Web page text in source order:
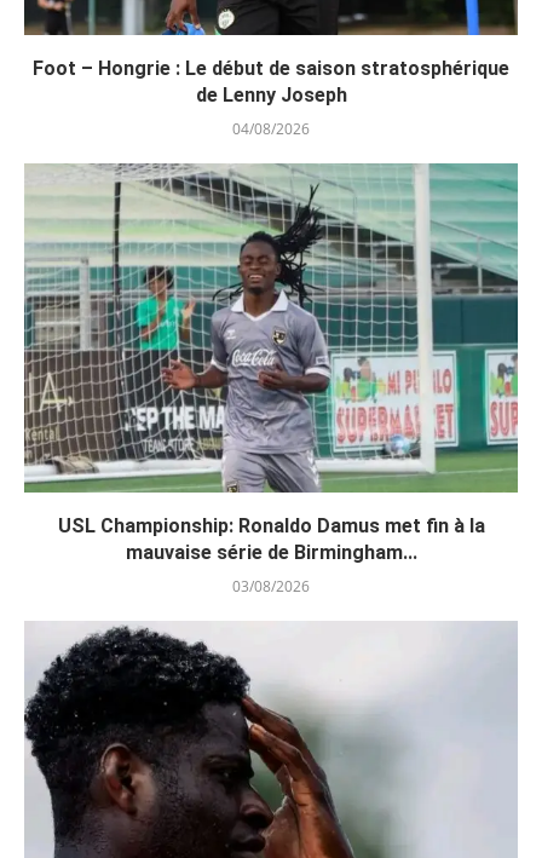
Foot – Hongrie : Le début de saison stratosphérique
de Lenny Joseph
04/08/2026
USL Championship: Ronaldo Damus met fin à la
mauvaise série de Birmingham...
03/08/2026